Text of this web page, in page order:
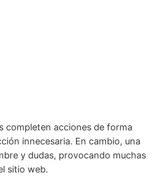
completen acciones de forma
innecesaria. En cambio, una
y dudas, provocando muchas
sitio web.